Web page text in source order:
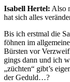
Isabell Hertel: Also
hat sich alles
Bis ich erstmal die
föhnen im
Bürsten vor
gings dann und ich
„züchten“ gibt’s
der Geduld…?